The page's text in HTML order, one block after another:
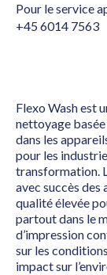
Pour le service
+45 6014 7563
Flexo Wash est
nettoyage
dans les
pour les
transformation.
avec succès
qualité élevée
partout dans le
d’impression
sur les
impact sur